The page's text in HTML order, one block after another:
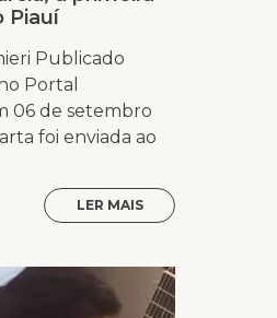
Piauí
Publicado
Portal
06 de setembro
foi enviada ao
LER MAIS